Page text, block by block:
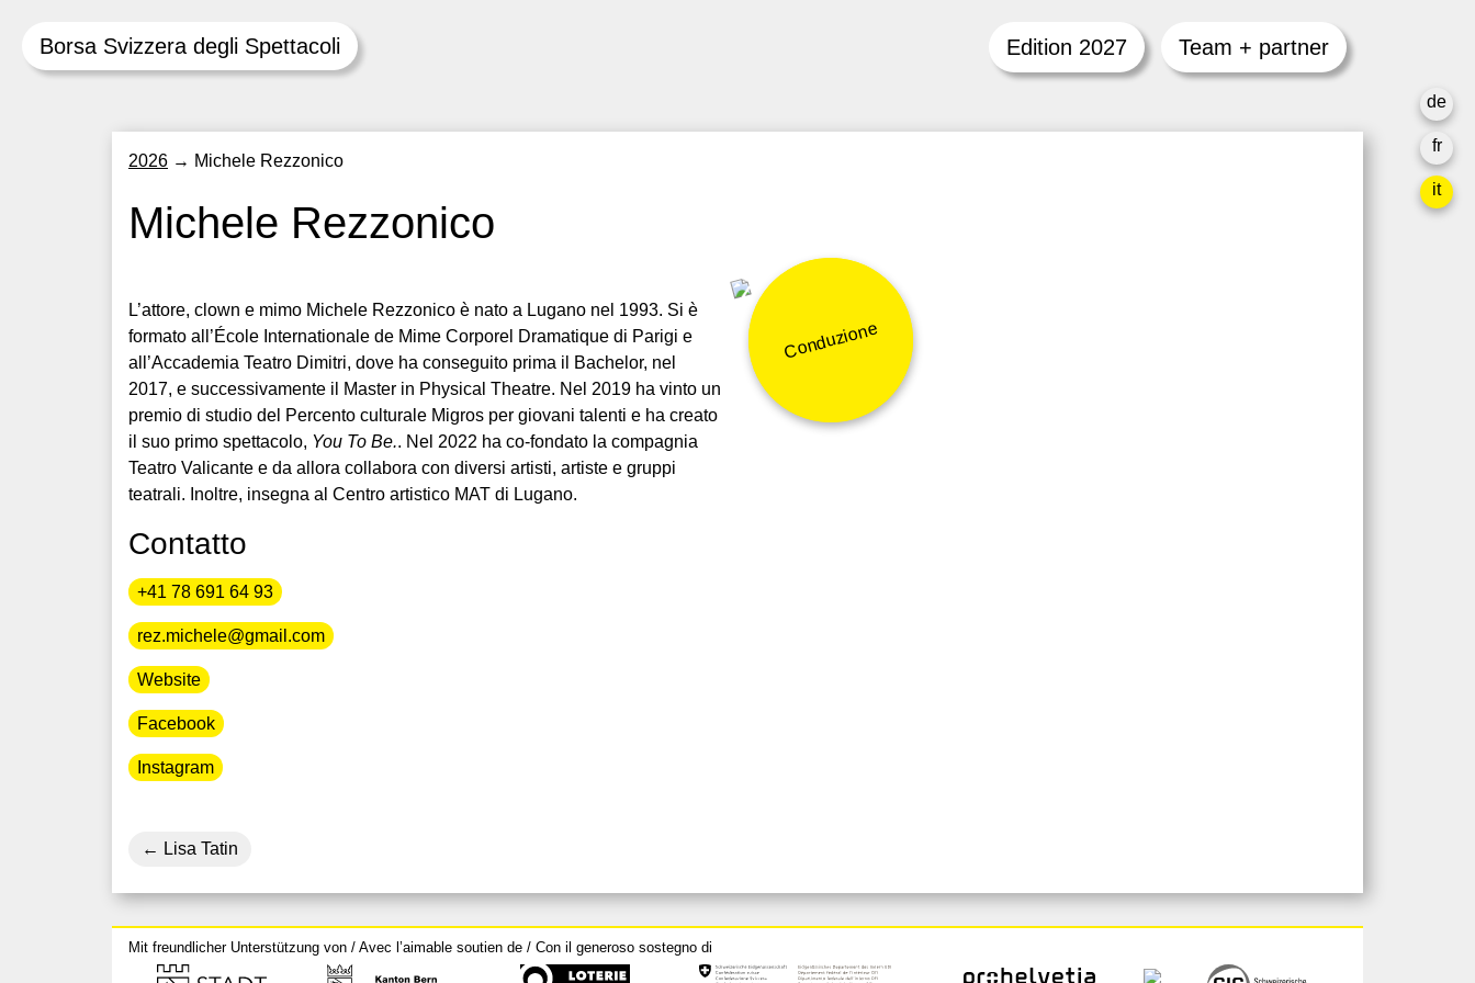
de
fr
it
Borsa Svizzera degli Spettacoli Edition 2027 Team + partner
2026 → Michele Rezzonico
Michele Rezzonico
L’attore, clown e mimo Michele Rezzonico è nato a Lugano nel 1993. Si è
formato all’École Internationale de Mime Corporel Dramatique di Parigi e
all’Accademia Teatro Dimitri, dove ha conseguito prima il Bachelor, nel
2017, e successivamente il Master in Physical Theatre. Nel 2019 ha vinto un
premio di studio del Percento culturale Migros per giovani talenti e ha creato
il suo primo spettacolo, You To Be.. Nel 2022 ha co-fondato la compagnia
Teatro Valicante e da allora collabora con diversi artisti, artiste e gruppi
teatrali. Inoltre, insegna al Centro artistico MAT di Lugano.
Contatto
+41 78 691 64 93
rez.michele@gmail.com
Website
Facebook
Instagram
Conduzione
Lisa Tatin
Mit freundlicher Unterstützung von / Avec l’aimable soutien de / Con il generoso sostegno di